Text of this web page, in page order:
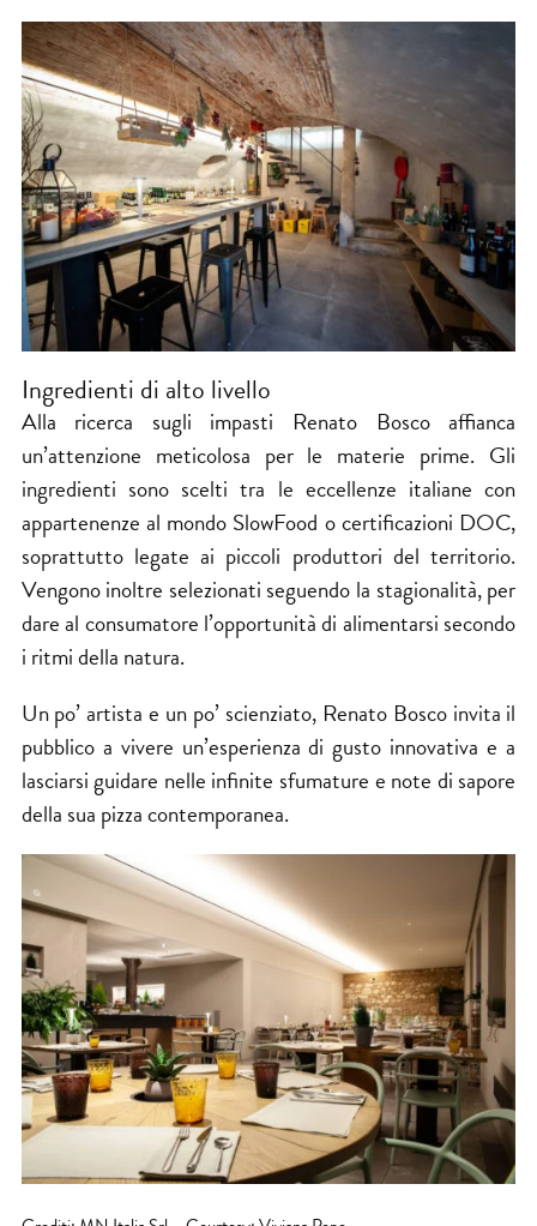
Ingredienti di alto livello
Alla ricerca sugli impasti Renato Bosco affianca
un’attenzione meticolosa per le materie prime. Gli
ingredienti sono scelti tra le eccellenze italiane con
appartenenze al mondo SlowFood o certificazioni DOC,
soprattutto legate ai piccoli produttori del territorio.
Vengono inoltre selezionati seguendo la stagionalità, per
dare al consumatore l’opportunità di alimentarsi secondo
i ritmi della natura.
Un po’ artista e un po’ scienziato, Renato Bosco invita il
pubblico a vivere un’esperienza di gusto innovativa e a
lasciarsi guidare nelle infinite sfumature e note di sapore
della sua pizza contemporanea.